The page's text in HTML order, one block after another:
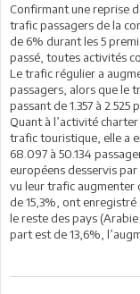
Confirmant une reprise
trafic passagers de la
de 6% durant les 5
passé, toutes activités
Le trafic régulier a
passagers, alors que le
passant de 1.357 à 2.525
Quant à l’activité
trafic touristique, elle a
68.097 à 50.134
européens desservis
vu leur trafic augmenter
de 15,3%, ont
le reste des pays
part est de 13,6%,